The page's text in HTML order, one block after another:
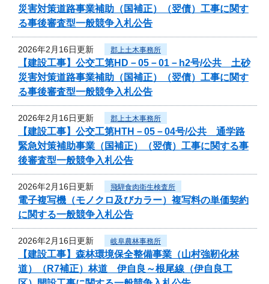
災害対策道路事業補助（国補正）（翌債）工事に関す
る事後審査型一般競争入札公告
2026年2月16日更新 郡上土木事務所
【建設工事】公交工第HD－05－01－h2号/公共 土砂
災害対策道路事業補助（国補正）（翌債）工事に関す
る事後審査型一般競争入札公告
2026年2月16日更新 郡上土木事務所
【建設工事】公交工第HTH－05－04号/公共 通学路
緊急対策補助事業（国補正）（翌債）工事に関する事
後審査型一般競争入札公告
2026年2月16日更新 飛騨食肉衛生検査所
電子複写機（モノクロ及びカラー）複写料の単価契約
に関する一般競争入札公告
2026年2月16日更新 岐阜農林事務所
【建設工事】森林環境保全整備事業（山村強靭化林
道）（R7補正）林道 伊自良～根尾線（伊自良工